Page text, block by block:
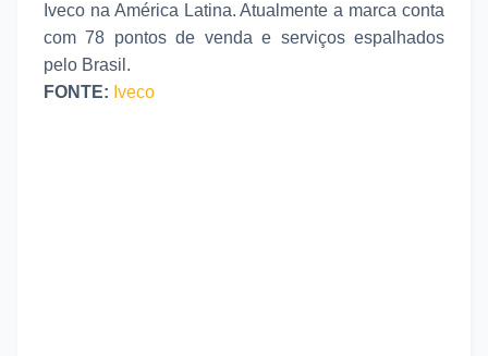
Iveco na América Latina. Atualmente a marca conta
com 78 pontos de venda e serviços espalhados
pelo Brasil.
FONTE: Iveco